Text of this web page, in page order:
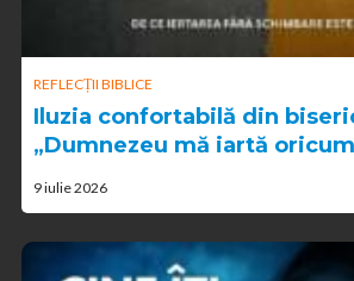
REFLECȚII BIBLICE
Iluzia confortabilă din
„Dumnezeu mă iartă
9 iulie 2026